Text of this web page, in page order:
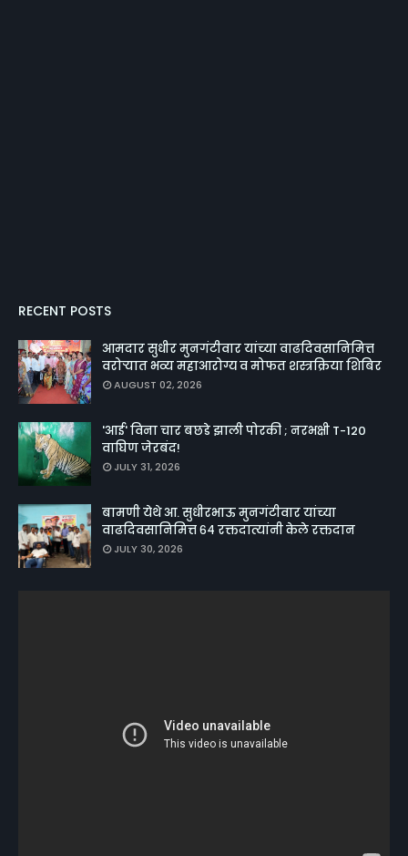
RECENT POSTS
आमदार सुधीर मुनगंटीवार यांच्या वाढदिवसानिमित्त
वरोऱ्यात भव्य महाआरोग्य व मोफत शस्त्रक्रिया शिबिर
AUGUST 02, 2026
'आई' विना चार बछडे झाली पोरकी ; नरभक्षी T-120
वाघिण जेरबंद!
JULY 31, 2026
बामणी येथे आ. सुधीरभाऊ मुनगंटीवार यांच्या
वाढदिवसानिमित्त ६४ रक्तदात्यांनी केले रक्तदान
JULY 30, 2026